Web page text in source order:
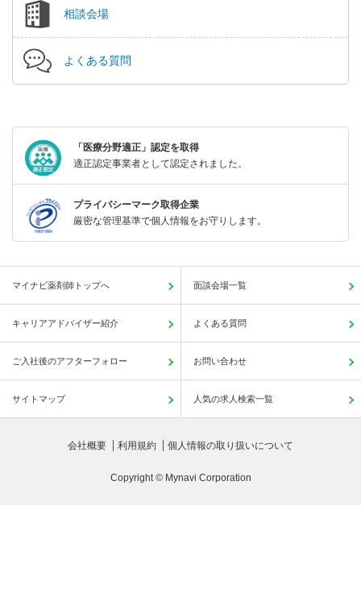
相談会場
よくある質問
「医療分野適正」認定を取得
適正認定事業者として認定されました。
プライバシーマーク取得企業
厳密な管理基準で個人情報をお守りします。
マイナビ薬剤師トップへ 面談会場一覧
キャリアアドバイザー紹介 よくある質問
ご入社後のアフターフォロー お問い合わせ
サイトマップ 人気の求人検索一覧
会社概要 利用規約 個人情報の取り扱いについて
Copyright © Mynavi Corporation